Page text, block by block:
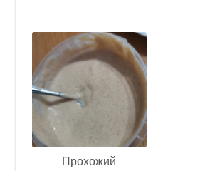
Прохожий